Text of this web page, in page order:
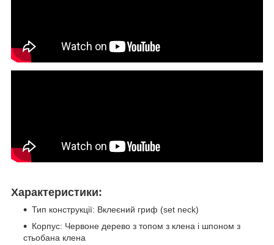
Характеристики:
Тип конструкції: Вклеєний гриф (set neck)
Корпус: Червоне дерево з топом з клена і шпоном з
стьобана клена